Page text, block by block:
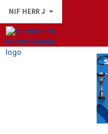
NIF HERR J
HEM